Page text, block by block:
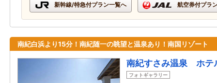
新幹線/特急付プラン一覧へ 航空券付プラ
南紀白浜より15分！南紀随一の眺望と温泉あり！南国リゾート
南紀すさみ温泉 ホテ
フォトギャラリー